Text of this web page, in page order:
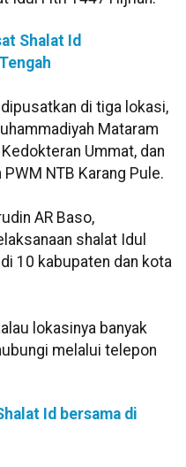
Shalat Id
di tiga lokasi,
Mataram
Ummat, dan
NTB Karang Pule.
AR Baso,
shalat Idul
10 kabupaten dan kota
lokasinya banyak
melalui telepon
Id bersama di